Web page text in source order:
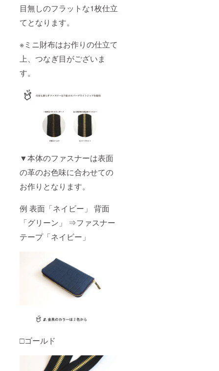
目無しのフラットな1枚仕立
てとなります。
※ミニ財布はお作りの仕立て
上、つなぎ目がございま
す。
▼本体のファスナーは表面
の革のお色味に合わせての
お作りとなります。
例 表面「ネイビー」 背面
「グリーン」 ⇒ファスナー
テープ「ネイビー」
□ゴールド